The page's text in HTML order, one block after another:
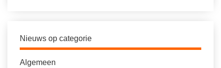
Nieuws op categorie
Algemeen